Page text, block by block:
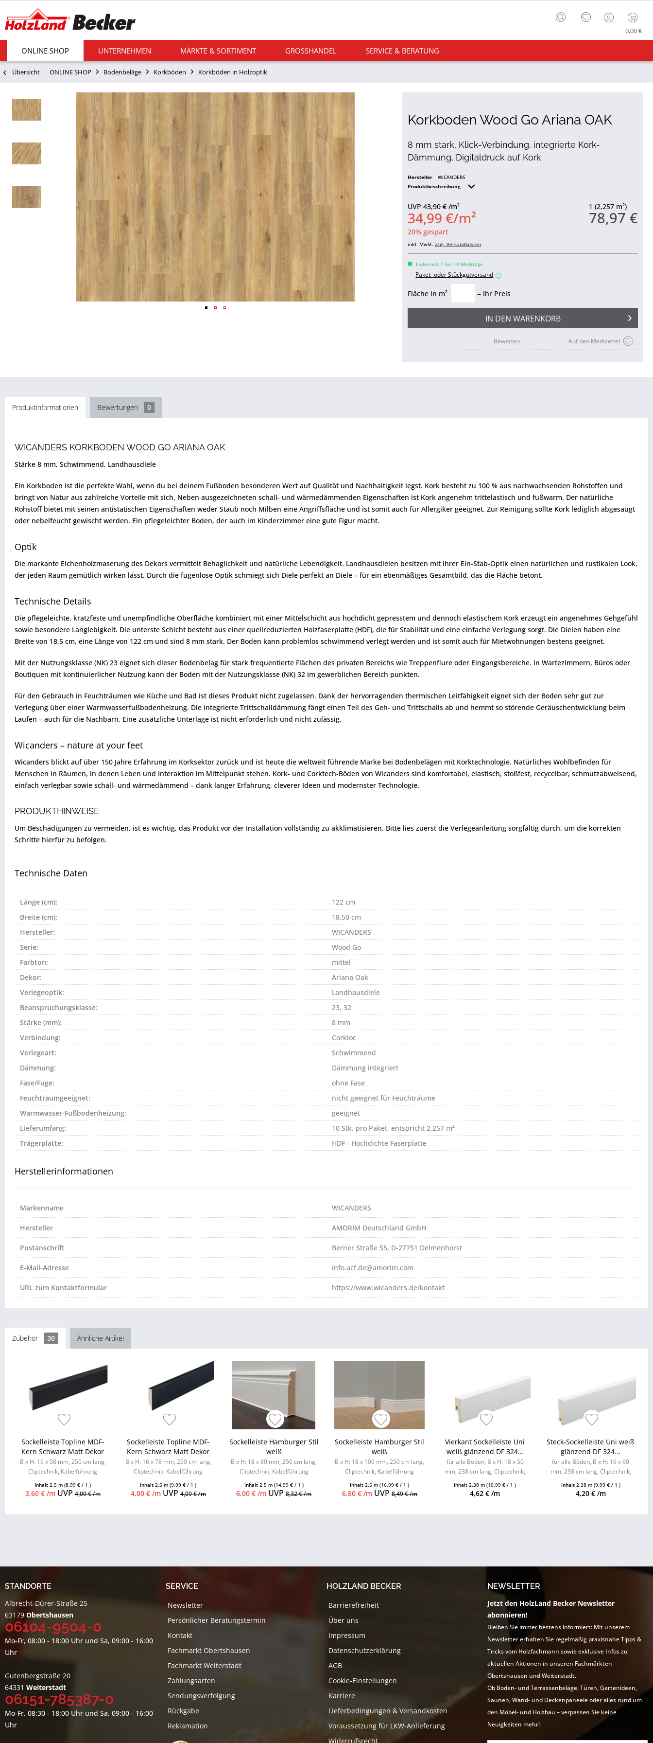
0,00 €
ONLINE SHOP UNTERNEHMEN MÄRKTE & SORTIMENT GROSSHANDEL SERVICE & BERATUNG
Übersicht ONLINE SHOP Bodenbeläge Korkböden Korkböden in Holzoptik
Korkboden Wood Go Ariana OAK
8 mm stark, Klick-Verbindung, integrierte Kork-
Dämmung, Digitaldruck auf Kork
Hersteller
WICANDERS
Produktbeschreibung
1 (2,257 m²)
78,97 €
UVP43,90 € /m²
34,99 €/m²
20% gespart
inkl. MwSt.zzgl. Versandkosten
Lieferzeit: 7 bis 10 Werktage
Paket- oder Stückgutversand i
Fläche in m² = Ihr Preis
IN DEN WARENKORB
Auf den Merkzettel
Bewerten
Produktinformationen Bewertungen 0
WICANDERS KORKBODEN WOOD GO ARIANA OAK
Stärke 8 mm, Schwimmend, Landhausdiele
Ein Korkboden ist die perfekte Wahl, wenn du bei deinem Fußboden besonderen Wert auf Qualität und Nachhaltigkeit legst. Kork besteht zu 100 % aus nachwachsenden Rohstoffen und
bringt von Natur aus zahlreiche Vorteile mit sich. Neben ausgezeichneten schall- und wärmedämmenden Eigenschaften ist Kork angenehm trittelastisch und fußwarm. Der natürliche
Rohstoff bietet mit seinen antistatischen Eigenschaften weder Staub noch Milben eine Angriffsfläche und ist somit auch für Allergiker geeignet. Zur Reinigung sollte Kork lediglich abgesaugt
oder nebelfeucht gewischt werden. Ein pflegeleichter Boden, der auch im Kinderzimmer eine gute Figur macht.
Optik
Die markante Eichenholzmaserung des Dekors vermittelt Behaglichkeit und natürliche Lebendigkeit. Landhausdielen besitzen mit ihrer Ein-Stab-Optik einen natürlichen und rustikalen Look,
der jeden Raum gemütlich wirken lässt. Durch die fugenlose Optik schmiegt sich Diele perfekt an Diele – für ein ebenmäßiges Gesamtbild, das die Fläche betont.
Technische Details
Die pflegeleichte, kratzfeste und unempfindliche Oberfläche kombiniert mit einer Mittelschicht aus hochdicht gepresstem und dennoch elastischem Kork erzeugt ein angenehmes Gehgefühl
sowie besondere Langlebigkeit. Die unterste Schicht besteht aus einer quellreduzierten Holzfaserplatte (HDF), die für Stabilität und eine einfache Verlegung sorgt. Die Dielen haben eine
Breite von 18,5 cm, eine Länge von 122 cm und sind 8 mm stark. Der Boden kann problemlos schwimmend verlegt werden und ist somit auch für Mietwohnungen bestens geeignet.
Mit der Nutzungsklasse (NK) 23 eignet sich dieser Bodenbelag für stark frequentierte Flächen des privaten Bereichs wie Treppenflure oder Eingangsbereiche. In Wartezimmern, Büros oder
Boutiquen mit kontinuierlicher Nutzung kann der Boden mit der Nutzungsklasse (NK) 32 im gewerblichen Bereich punkten.
Für den Gebrauch in Feuchträumen wie Küche und Bad ist dieses Produkt nicht zugelassen. Dank der hervorragenden thermischen Leitfähigkeit eignet sich der Boden sehr gut zur
Verlegung über einer Warmwasserfußbodenheizung. Die integrierte Trittschalldämmung fängt einen Teil des Geh- und Trittschalls ab und hemmt so störende Geräuschentwicklung beim
Laufen – auch für die Nachbarn. Eine zusätzliche Unterlage ist nicht erforderlich und nicht zulässig.
Wicanders – nature at your feet
Wicanders blickt auf über 150 Jahre Erfahrung im Korksektor zurück und ist heute die weltweit führende Marke bei Bodenbelägen mit Korktechnologie. Natürliches Wohlbefinden für
Menschen in Räumen, in denen Leben und Interaktion im Mittelpunkt stehen. Kork- und Corktech-Böden von Wicanders sind komfortabel, elastisch, stoßfest, recycelbar, schmutzabweisend,
einfach verlegbar sowie schall- und wärmedämmend – dank langer Erfahrung, cleverer Ideen und modernster Technologie.
PRODUKTHINWEISE
Um Beschädigungen zu vermeiden, ist es wichtig, das Produkt vor der Installation vollständig zu akklimatisieren. Bitte lies zuerst die Verlegeanleitung sorgfältig durch, um die korrekten
Schritte hierfür zu befolgen.
Technische Daten
Länge (cm):
122 cm
Breite (cm):
18,50 cm
Hersteller:
WICANDERS
Serie:
Wood Go
Farbton:
mittel
Dekor:
Ariana Oak
Verlegeoptik:
Landhausdiele
Beanspruchungsklasse:
23, 32
Stärke (mm):
8 mm
Verbindung:
Corkloc
Verlegeart:
Schwimmend
Dämmung:
Dämmung integriert
Fase/Fuge:
ohne Fase
Feuchtraumgeeignet:
nicht geeignet für Feuchträume
Warmwasser-Fußbodenheizung:
geeignet
Lieferumfang:
10 Stk. pro Paket, entspricht 2,257 m²
Trägerplatte:
HDF - Hochdichte Faserplatte
Herstellerinformationen
Markenname WICANDERS
Hersteller AMORIM Deutschland GmbH
Postanschrift Berner Straße 55, D-27751 Delmenhorst
E-Mail-Adresse info.acf.de@amorim.com
URL zum Kontaktformular https://www.wicanders.de/kontakt
Zubehör 30 Ähnliche Artikel
Sockelleiste Topline MDF-
Kern Schwarz Matt Dekor
B x H: 16 x 58 mm, 250 cm lang,
Cliptechnik, Kabelführung
Zubehör...
Inhalt2.5 m(8,99 € / 1 )
3,60 € /mUVP4,09 € /m
Sockelleiste Topline MDF-
Kern Schwarz Matt Dekor
B x H: 16 x 78 mm, 250 cm lang,
Cliptechnik, Kabelführung
Zubehör...
Inhalt2.5 m(9,99 € / 1 )
4,00 € /mUVP 4,09 € /m
Sockelleiste Hamburger Stil
weiß
B x H: 18 x 80 mm, 250 cm lang,
Cliptechnik, Kabelführung
Zubehör...
Inhalt 2.5 m (14,99 € / 1 )
6,00 € /m UVP8,32 € /m
Sockelleiste Hamburger Stil
weiß
B x H: 18 x 100 mm, 250 cm lang,
Cliptechnik, Kabelführung
Zubehör...
Inhalt2.5 m(16,99 € / 1 )
6,80 € /mUVP8,49 € /m
Vierkant Sockelleiste Uni
weiß glänzend DF 324...
für alle Böden, B x H: 18 x 50
mm, 238 cm lang, Cliptechnik,
erhältlich
Inhalt2.38 m(10,99 € / 1 )
4,62 € /m
Steck-Sockelleiste Uni weiß
glänzend DF 324...
für alle Böden, B x H: 16 x 60
mm, 238 cm lang, Cliptechnik,
erhältlich
Inhalt 2.38 m (9,99 € / 1 )
4,20 € /m
STANDORTE
Albrecht-Dürer-Straße 25
63179 Obertshausen
06104-9504-0
Mo-Fr, 08:00 - 18:00 Uhr und Sa, 09:00 - 16:00
Uhr
Gutenbergstraße 20
64331 Weiterstadt
06151-785387-0
Mo-Fr, 08:30 - 18:00 Uhr und Sa, 09:00 - 16:00
Uhr
SERVICE
Newsletter
Persönlicher Beratungstermin
Kontakt
Fachmarkt Obertshausen
Fachmarkt Weiterstadt
Zahlungsarten
Sendungsverfolgung
Rückgabe
Reklamation
HOLZLAND BECKER
Barrierefreiheit
Über uns
Impressum
Datenschutzerklärung
AGB
Cookie-Einstellungen
Karriere
Lieferbedingungen & Versandkosten
Voraussetzung für LKW-Anlieferung
Widerrufsrecht
NEWSLETTER
Jetzt den HolzLand Becker Newsletter
abonnieren!
Bleiben Sie immer bestens informiert: Mit unserem
Newsletter erhalten Sie regelmäßig praxisnahe Tipps &
Tricks vom Holzfachmann sowie exklusive Infos zu
aktuellen Aktionen in unseren Fachmärkten
Obertshausen und Weiterstadt.
Ob Boden- und Terrassenbeläge, Türen, Gartenideen,
Saunen, Wand- und Deckenpaneele oder alles rund um
den Möbel- und Holzbau – verpassen Sie keine
Neuigkeiten mehr!